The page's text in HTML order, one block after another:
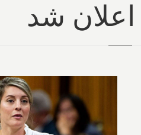
اعلان شد